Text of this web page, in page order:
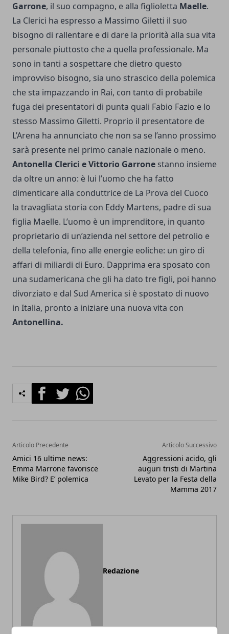
Garrone, il suo compagno, e alla figlioletta Maelle.
La Clerici ha espresso a Massimo Giletti il suo
bisogno di rallentare e di dare la priorità alla sua vita
personale piuttosto che a quella professionale. Ma
sono in tanti a sospettare che dietro questo
improvviso bisogno, sia uno strascico della polemica
che sta impazzando in Rai, con tanto di probabile
fuga dei presentatori di punta quali Fabio Fazio e lo
stesso Massimo Giletti. Proprio il presentatore de
L’Arena ha annunciato che non sa se l’anno prossimo
sarà presente nel primo canale nazionale o meno.
Antonella Clerici e Vittorio Garrone stanno insieme
da oltre un anno: è lui l’uomo che ha fatto
dimenticare alla conduttrice de La Prova del Cuoco
la travagliata storia con Eddy Martens, padre di sua
figlia Maelle. L’uomo è un imprenditore, in quanto
proprietario di un’azienda nel settore del petrolio e
della telefonia, fino alle energie eoliche: un giro di
affari di miliardi di Euro. Dapprima era sposato con
una sudamericana che gli ha dato tre figli, poi hanno
divorziato e dal Sud America si è spostato di nuovo
in Italia, pronto a iniziare una nuova vita con
Antonellina.
FacebookTwitterWhatsapp
Articolo Precedente
Amici 16 ultime news:
Emma Marrone favorisce
Mike Bird? E’ polemica
Articolo Successivo
Aggressioni acido, gli
auguri tristi di Martina
Levato per la Festa della
Mamma 2017
Redazione